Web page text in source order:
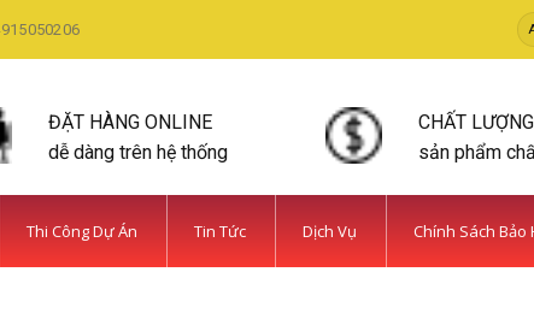
ĐẶT HÀNG ONLINE
dễ dàng trên hệ thống
CHẤT
sản phẩm
Thi Công Dự Án Tin Tức Dịch Vụ Chính Sách Bảo
CÁC KHU VỰC TIN TỨC
SIÊU AN NINH VÀ SIÊU TIẾT KIỆM |